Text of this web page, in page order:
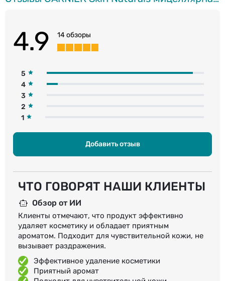
4.9 14 обзоры
5
4
3
2
1
Добавить отзыв
ЧТО ГОВОРЯТ НАШИ КЛИЕНТЫ
Обзор от ИИ
Клиенты отмечают, что продукт эффективно
удаляет косметику и обладает приятным
ароматом. Подходит для чувствительной кожи, не
вызывает раздражения.
Эффективное удаление косметики
Приятный аромат